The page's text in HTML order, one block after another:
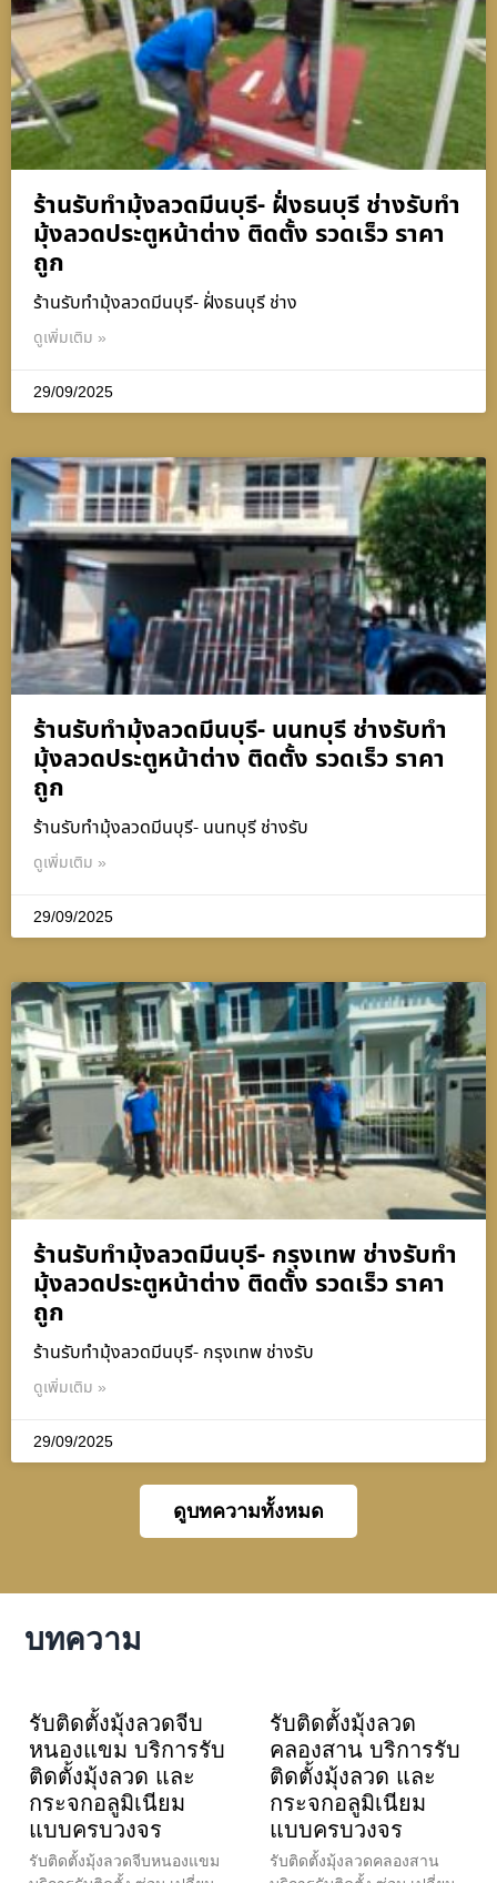
ร้านรับทำมุ้งลวดมีนบุรี- ฝั่งธนบุรี ช่างรับทำ
มุ้งลวดประตูหน้าต่าง ติดตั้ง รวดเร็ว ราคา
ถูก
ร้านรับทำมุ้งลวดมีนบุรี- ฝั่งธนบุรี ช่าง
ดูเพิ่มเติม »
29/09/2025
ร้านรับทำมุ้งลวดมีนบุรี- นนทบุรี ช่างรับทำ
มุ้งลวดประตูหน้าต่าง ติดตั้ง รวดเร็ว ราคา
ถูก
ร้านรับทำมุ้งลวดมีนบุรี- นนทบุรี ช่างรับ
ดูเพิ่มเติม »
29/09/2025
ร้านรับทำมุ้งลวดมีนบุรี- กรุงเทพ ช่างรับทำ
มุ้งลวดประตูหน้าต่าง ติดตั้ง รวดเร็ว ราคา
ถูก
ร้านรับทำมุ้งลวดมีนบุรี- กรุงเทพ ช่างรับ
ดูเพิ่มเติม »
29/09/2025
ดูบทความทั้งหมด
บทความ
รับติดตั้งมุ้งลวดจีบ
หนองแขม บริการรับ
ติดตั้งมุ้งลวด และ
กระจกอลูมิเนียม
แบบครบวงจร
รับติดตั้งมุ้งลวดจีบหนองแขม
รับติดตั้งมุ้งลวด
คลองสาน บริการรับ
ติดตั้งมุ้งลวด และ
กระจกอลูมิเนียม
แบบครบวงจร
รับติดตั้งมุ้งลวดคลองสาน